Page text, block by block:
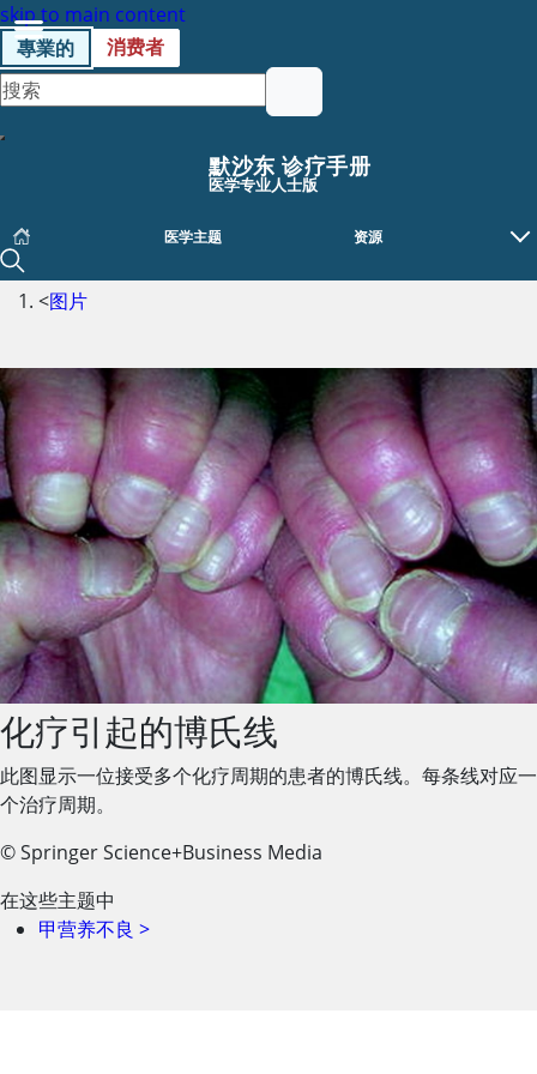
skip to main content
專業的
消费者
默沙东 诊疗手册
医学专业人士版
医学主题 资源
<图片
化疗引起的博氏线
此图显示一位接受多个化疗周期的患者的博氏线。每条线对应一
个治疗周期。
© Springer Science+Business Media
在这些主题中
甲营养不良 >